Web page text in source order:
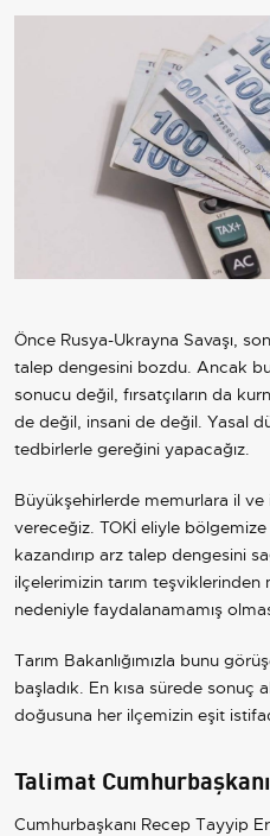
Önce Rusya-Ukrayna Savaşı,
talep dengesini bozdu. Ancak
sonucu değil, fırsatçıların da
de değil, insani de değil. Yasal
tedbirlerle gereğini yapacağız.
Büyükşehirlerde memurlara il ve
vereceğiz. TOKİ eliyle
kazandırıp arz talep dengesini
ilçelerimizin tarım
nedeniyle faydalanamamış
Tarım Bakanlığımızla bunu
başladık. En kısa sürede sonuç
doğusuna her ilçemizin eşit
Talimat
Cumhurbaşkanı Recep Tayyip